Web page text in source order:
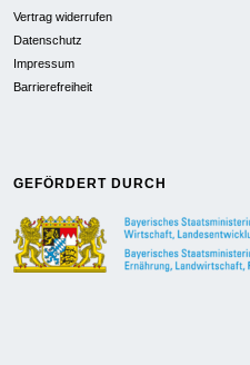
Vertrag widerrufen
Datenschutz
Impressum
Barrierefreiheit
GEFÖRDERT DURCH